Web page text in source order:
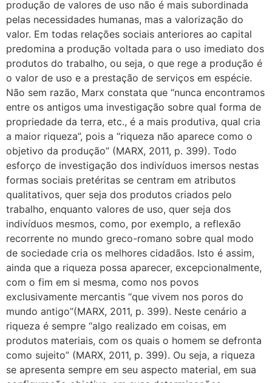
produção de valores de uso não é mais subordinada
pelas necessidades humanas, mas a valorização do
valor. Em todas relações sociais anteriores ao capital
predomina a produção voltada para o uso imediato dos
produtos do trabalho, ou seja, o que rege a produção é
o valor de uso e a prestação de serviços em espécie.
Não sem razão, Marx constata que “nunca encontramos
entre os antigos uma investigação sobre qual forma de
propriedade da terra, etc., é a mais produtiva, qual cria
a maior riqueza”, pois a “riqueza não aparece como o
objetivo da produção” (MARX, 2011, p. 399). Todo
esforço de investigação dos indivíduos imersos nestas
formas sociais pretéritas se centram em atributos
qualitativos, quer seja dos produtos criados pelo
trabalho, enquanto valores de uso, quer seja dos
indivíduos mesmos, como, por exemplo, a reflexão
recorrente no mundo greco-romano sobre qual modo
de sociedade cria os melhores cidadãos. Isto é assim,
ainda que a riqueza possa aparecer, excepcionalmente,
com o fim em si mesma, como nos povos
exclusivamente mercantis “que vivem nos poros do
mundo antigo”(MARX, 2011, p. 399). Neste cenário a
riqueza é sempre “algo realizado em coisas, em
produtos materiais, com os quais o homem se defronta
como sujeito” (MARX, 2011, p. 399). Ou seja, a riqueza
se apresenta sempre em seu aspecto material, em sua